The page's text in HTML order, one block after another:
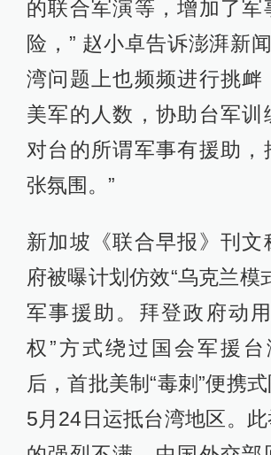
的联合军演等，增加了军
险，” 赵小卓告诉澎湃新
湾问题上也频频进行挑衅
美军的人数，协助台军训
对台的所谓军事有援助，
张氛围。”
新加坡《联合早报》刊文
府被曝计划仿效“乌克兰模
军事援助。拜登政府动
权”方式绕过国会军援
后，首批美制“毒刺”便携
5月24日运抵台湾地区。